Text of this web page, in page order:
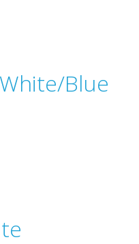
Blue